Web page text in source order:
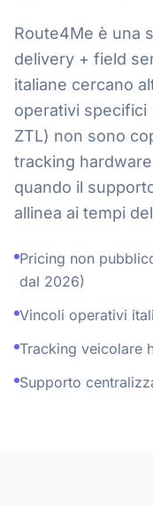
Route4Me è una
delivery + field
italiane cercano
operativi specifici
ZTL) non sono
tracking
quando il
allinea ai tempi
Pricing non
dal 2026)
Vincoli operativi
Tracking veicolare
Supporto